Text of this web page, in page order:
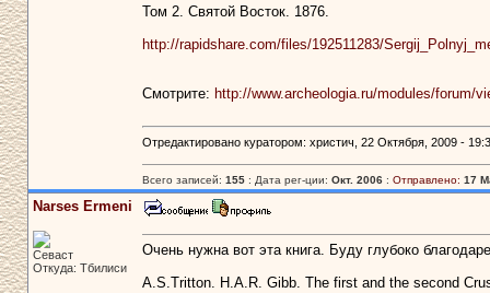
Том 2. Святой Восток. 1876.
http://rapidshare.com/files/192511283/
Смотрите: http://www.archeologia.ru/modules/forum/
Отредактировано куратором: христич, 22 Октября, 2009 -
Всего записей: 155: Дата рег-ции: Окт. 2006: Отправлено: 17
Narses Ermeni
Севаст
Откуда: Тбилиси
Очень нужна вот эта книга. Буду глубоко
A.S.Tritton. H.A.R. Gibb. The first and the second